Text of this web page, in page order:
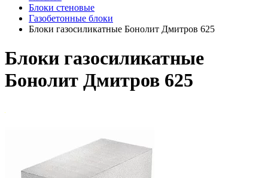
Блоки стеновые
Газобетонные блоки
Блоки газосиликатные Бонолит Дмитров 625
Блоки газосиликатные
Бонолит Дмитров 625